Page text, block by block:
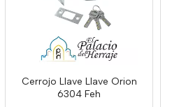
Cerrojo Llave Llave Orion
6304 Feh